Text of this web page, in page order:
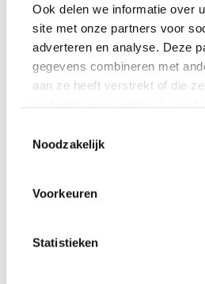
Ook delen we informatie over
site met onze partners voor
adverteren en analyse. Deze
gegevens combineren met
aan ze heeft verstrekt of die
Noodzakelijk
Voorkeuren
Statistieken